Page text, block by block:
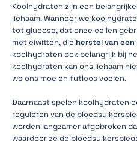
Koolhydraten zijn een
lichaam. Wanneer we
tot glucose, dat onze cellen
met eiwitten, die herstel van een
koolhydraten ook belangrijk bij
koolhydraten kan ons lichaam
we ons moe en futloos voelen.
Daarnaast spelen koolhydraten
reguleren van de
worden langzamer afgebroken
waardoor ze de